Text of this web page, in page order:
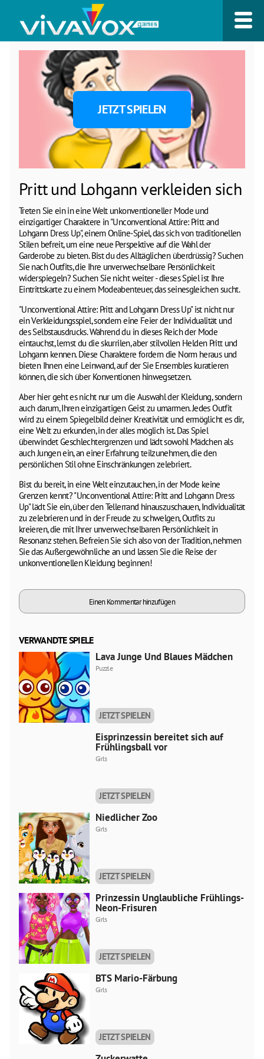
JETZT SPIELEN
Pritt und Lohgann verkleiden sich
Treten Sie ein in eine Welt unkonventioneller Mode und
einzigartiger Charaktere in "Unconventional Attire: Pritt and
Lohgann Dress Up", einem Online-Spiel, das sich von traditionellen
Stilen befreit, um eine neue Perspektive auf die Wahl der
Garderobe zu bieten. Bist du des Alltäglichen überdrüssig? Suchen
Sie nach Outfits, die Ihre unverwechselbare Persönlichkeit
widerspiegeln? Suchen Sie nicht weiter - dieses Spiel ist Ihre
Eintrittskarte zu einem Modeabenteuer, das seinesgleichen sucht.
"Unconventional Attire: Pritt and Lohgann Dress Up" ist nicht nur
ein Verkleidungsspiel, sondern eine Feier der Individualität und
des Selbstausdrucks. Während du in dieses Reich der Mode
eintauchst, lernst du die skurrilen, aber stilvollen Helden Pritt und
Lohgann kennen. Diese Charaktere fordern die Norm heraus und
bieten Ihnen eine Leinwand, auf der Sie Ensembles kuratieren
können, die sich über Konventionen hinwegsetzen.
Aber hier geht es nicht nur um die Auswahl der Kleidung, sondern
auch darum, Ihren einzigartigen Geist zu umarmen. Jedes Outfit
wird zu einem Spiegelbild deiner Kreativität und ermöglicht es dir,
eine Welt zu erkunden, in der alles möglich ist. Das Spiel
überwindet Geschlechtergrenzen und lädt sowohl Mädchen als
auch Jungen ein, an einer Erfahrung teilzunehmen, die den
persönlichen Stil ohne Einschränkungen zelebriert.
Bist du bereit, in eine Welt einzutauchen, in der Mode keine
Grenzen kennt? "Unconventional Attire: Pritt and Lohgann Dress
Up" lädt Sie ein, über den Tellerrand hinauszuschauen, Individualität
zu zelebrieren und in der Freude zu schwelgen, Outfits zu
kreieren, die mit Ihrer unverwechselbaren Persönlichkeit in
Resonanz stehen. Befreien Sie sich also von der Tradition, nehmen
Sie das Außergewöhnliche an und lassen Sie die Reise der
unkonventionellen Kleidung beginnen!
Einen Kommentar hinzufügen
VERWANDTE SPIELE
Lava Junge Und Blaues Mädchen
Puzzle
JETZT SPIELEN
Eisprinzessin bereitet sich auf
Frühlingsball vor
Girls
JETZT SPIELEN
Niedlicher Zoo
Girls
JETZT SPIELEN
Prinzessin Unglaubliche Frühlings-
Neon-Frisuren
Girls
JETZT SPIELEN
BTS Mario-Färbung
Girls
JETZT SPIELEN